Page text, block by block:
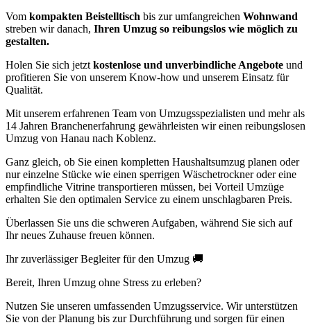
Vom kompakten Beistelltisch bis zur umfangreichen Wohnwand
streben wir danach, Ihren Umzug so reibungslos wie möglich zu
gestalten.
Holen Sie sich jetzt kostenlose und unverbindliche Angebote und
profitieren Sie von unserem Know-how und unserem Einsatz für
Qualität.
Mit unserem erfahrenen Team von Umzugsspezialisten und mehr als
14 Jahren Branchenerfahrung gewährleisten wir einen reibungslosen
Umzug von Hanau nach Koblenz.
Ganz gleich, ob Sie einen kompletten Haushaltsumzug planen oder
nur einzelne Stücke wie einen sperrigen Wäschetrockner oder eine
empfindliche Vitrine transportieren müssen, bei Vorteil Umzüge
erhalten Sie den optimalen Service zu einem unschlagbaren Preis.
Überlassen Sie uns die schweren Aufgaben, während Sie sich auf
Ihr neues Zuhause freuen können.
Ihr zuverlässiger Begleiter für den Umzug 🚚
Bereit, Ihren Umzug ohne Stress zu erleben?
Nutzen Sie unseren umfassenden Umzugsservice. Wir unterstützen
Sie von der Planung bis zur Durchführung und sorgen für einen